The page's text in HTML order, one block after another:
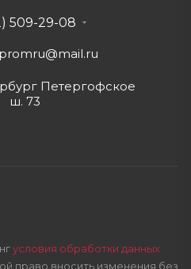
509-29-08
@mail.ru
Петергофское
ш. 73
условия обработки данных
право вносить изменения без